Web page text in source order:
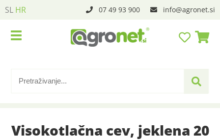
SL HR 07 49 93 900 info agronet.si
Visokotlačna cev, jeklena 20